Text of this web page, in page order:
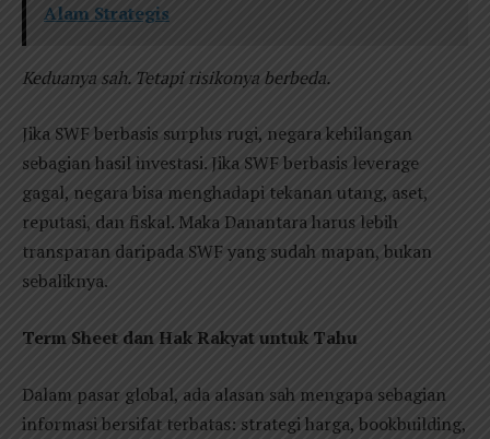
Alam Strategis
Keduanya sah. Tetapi risikonya berbeda.
Jika SWF berbasis surplus rugi, negara kehilangan
sebagian hasil investasi. Jika SWF berbasis leverage
gagal, negara bisa menghadapi tekanan utang, aset,
reputasi, dan fiskal. Maka Danantara harus lebih
transparan daripada SWF yang sudah mapan, bukan
sebaliknya.
Term Sheet dan Hak Rakyat untuk Tahu
Dalam pasar global, ada alasan sah mengapa sebagian
informasi bersifat terbatas: strategi harga, bookbuilding,